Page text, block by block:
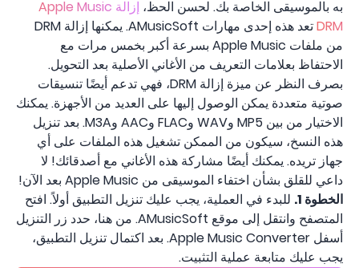
به بالموسيقى الخاصة بك. لحسن الحظ،
إزالة Apple Music
DRM
تعد هذه إحدى مهارات AMusicSoft. يمكنها إزالة DRM
من ملفات Apple Music بسرعة أكبر بخمس مرات مع
الاحتفاظ بعلامات التعريف من الأغاني الأصلية بعد التحويل.
بصرف النظر عن ميزة إزالة DRM، فهي تدعم أيضًا تنسيقات
صوتية متعددة يمكن الوصول إليها على العديد من الأجهزة. يمكنك
الاختيار من بين MP5 وWAV وFLAC وAAC وM3A. بعد تنزيل
هذه النسخ، سيكون من الممكن تشغيل هذه الملفات على أي
جهاز تريده. يمكنك أيضًا مشاركة هذه الأغاني مع أصدقائك! لا
داعي للقلق بشأن اختفاء الموسيقى من Apple Music بعد الآن!
الخطوة 1.
للبدء في العملية، يجب عليك تنزيل التطبيق أولاً. افتح
المتصفح وانتقل إلى موقع AMusicSoft. من هنا، حدد زر التنزيل
أسفل Apple Music Converter. بعد اكتمال تنزيل التطبيق،
يجب عليك متابعة عملية التثبيت.